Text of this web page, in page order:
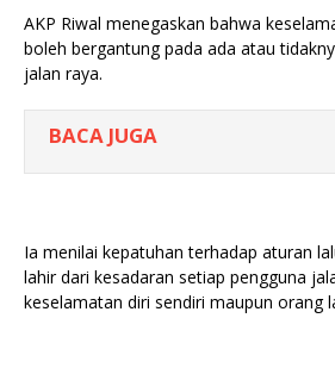
AKP Riwal menegaskan bahwa
boleh bergantung pada ada atau
jalan raya.
BACA JUGA
Ia menilai kepatuhan terhadap aturan
lahir dari kesadaran setiap pengguna
keselamatan diri sendiri maupun orang